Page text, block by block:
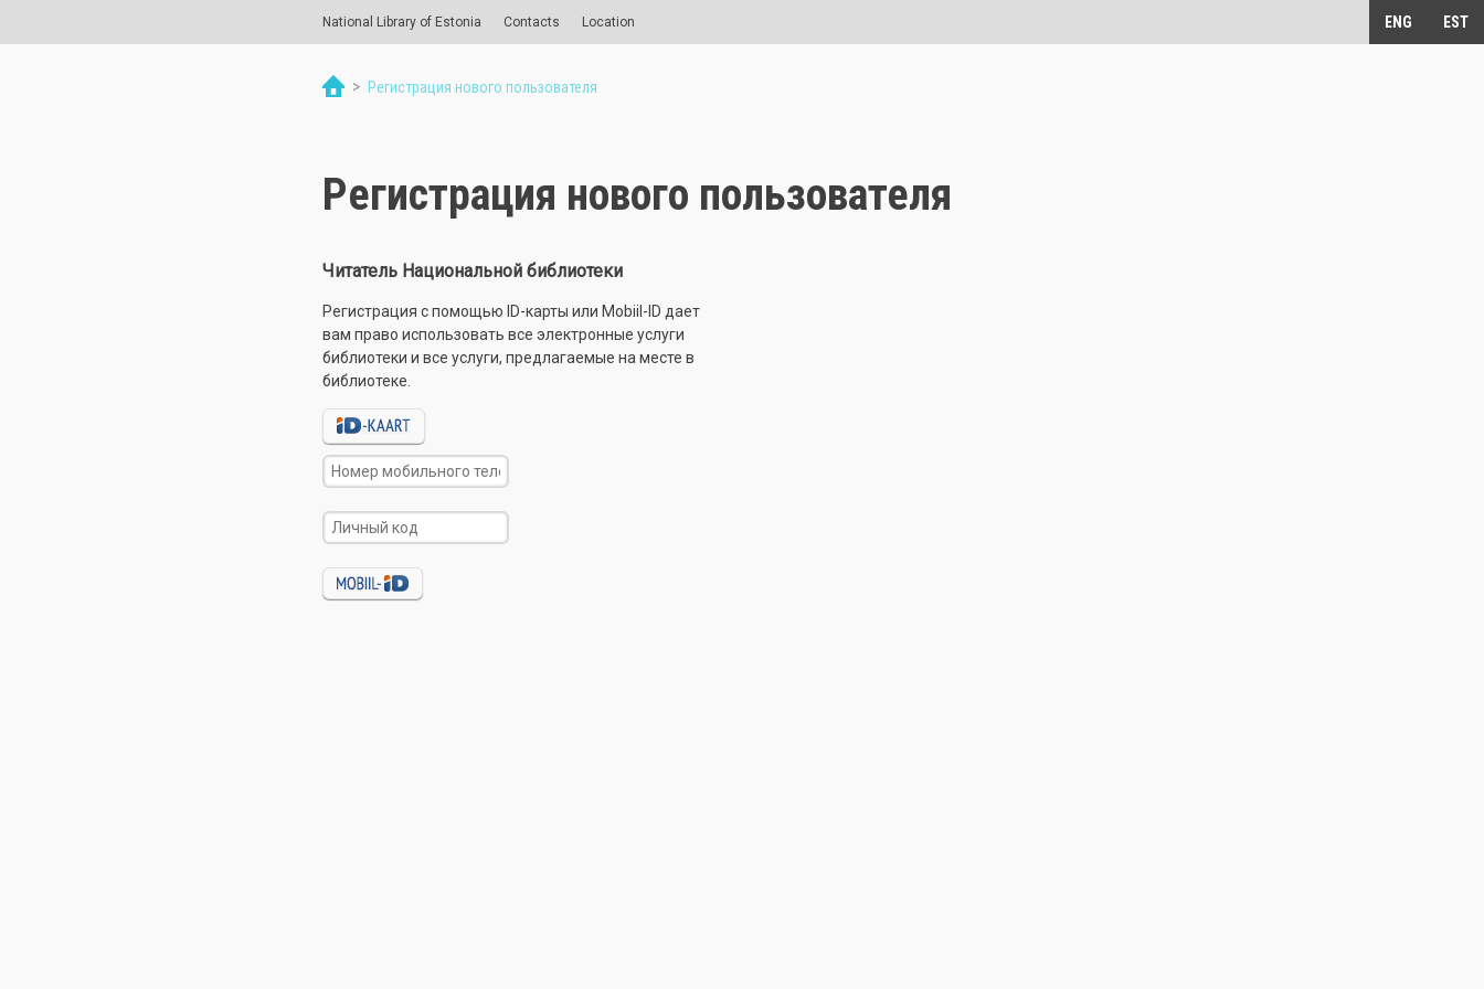
National Library of Estonia Contacts Location ENG EST
> Регистрация нового пользователя
Регистрация нового пользователя
Читатель Национальной библиотеки
Регистрация с помощью ID-карты или Mobiil-ID дает
вам право использовать все электронные услуги
библиотеки и все услуги, предлагаемые на месте в
библиотеке.